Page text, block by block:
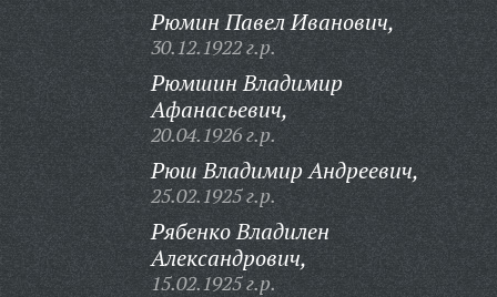
Рюмин Павел Иванович,
30.12.1922 г.р.
Рюмшин Владимир
Афанасьевич,
20.04.1926 г.р.
Рюш Владимир Андреевич,
25.02.1925 г.р.
Рябенко Владилен
Александрович,
15.02.1925 г.р.